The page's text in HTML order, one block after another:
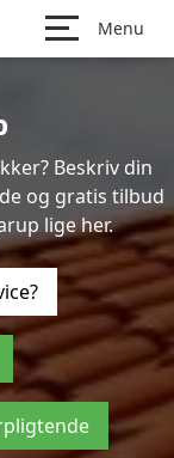
Menu
Beskriv din
og gratis tilbud
lige her.